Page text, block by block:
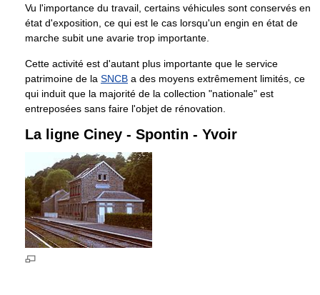
Vu l'importance du travail, certains véhicules sont conservés en
état d'exposition, ce qui est le cas lorsqu'un engin en état de
marche subit une avarie trop importante.
Cette activité est d'autant plus importante que le service
patrimoine de la SNCB a des moyens extrêmement limités, ce
qui induit que la majorité de la collection "nationale" est
entreposées sans faire l'objet de rénovation.
La ligne Ciney - Spontin - Yvoir